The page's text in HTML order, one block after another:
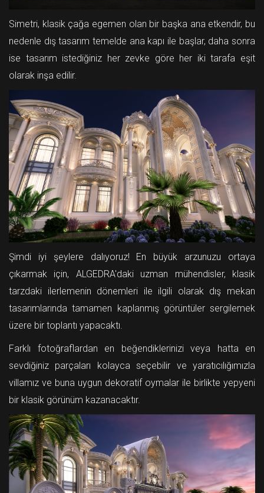
Simetri, klasik çağa egemen olan bir başka ana etkendir, bu
nedenle dış tasarım temelde ana kapı ile başlar, daha sonra
ise tasarım istediğiniz her zevke göre her iki tarafa eşit
olarak inşa edilir.
Şimdi iyi şeylere dalıyoruz! En büyük arzunuzu ortaya
çıkarmak için, ALGEDRA'daki uzman mühendisler, klasik
tarzdaki ilerlemenin dönemleri ile ilgili olarak dış mekan
tasarımlarında tamamen kaplanmış görüntüler sergilemek
üzere bir toplantı yapacaktı.
Farklı fotoğraflardan en beğendiklerinizi veya hatta en
sevdiğiniz parçaları kolayca seçebilir ve yaratıcılığımızla
villamız ve buna uygun dekoratif oymalar ile birlikte yepyeni
bir klasik görünüm kazanacaktır.